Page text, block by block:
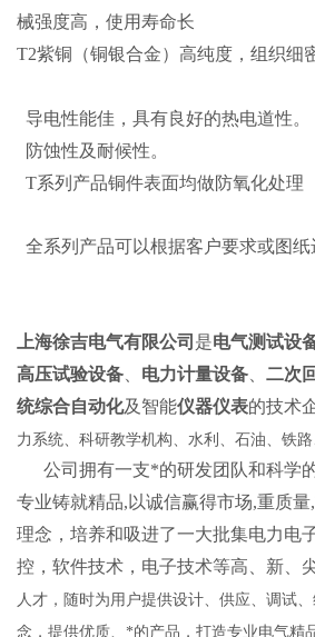
械强度高，使用寿命长
T2紫铜（铜银合金）高纯度，组织细
导电性能佳，具有良好的热电道性。
防蚀性及耐候性。
T系列产品铜件表面均做防氧化处理
全系列产品可以根据客户要求或图纸
上海徐吉电气有限公司 是电气测试设
高压试验设备
电力计量设备 、二次
统综合自动化及智能仪器仪表的技术
力系统、科研教学机构、水利、石油、铁路
公司拥有一支*的研发团队和科学
专业铸就精品,以诚信赢得市场,重质
理念，培养和吸进了一大批集电力电
控，软件技术，电子技术等高、新、
人才，随时为用户提供设计、供应、调试
念，提供优质、*的产品，打造专业电气精